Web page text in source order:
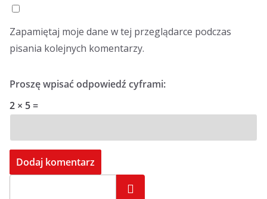
Zapamiętaj moje dane w tej przeglądarce podczas
pisania kolejnych komentarzy.
Proszę wpisać odpowiedź cyframi:
2 × 5 =
Szukaj